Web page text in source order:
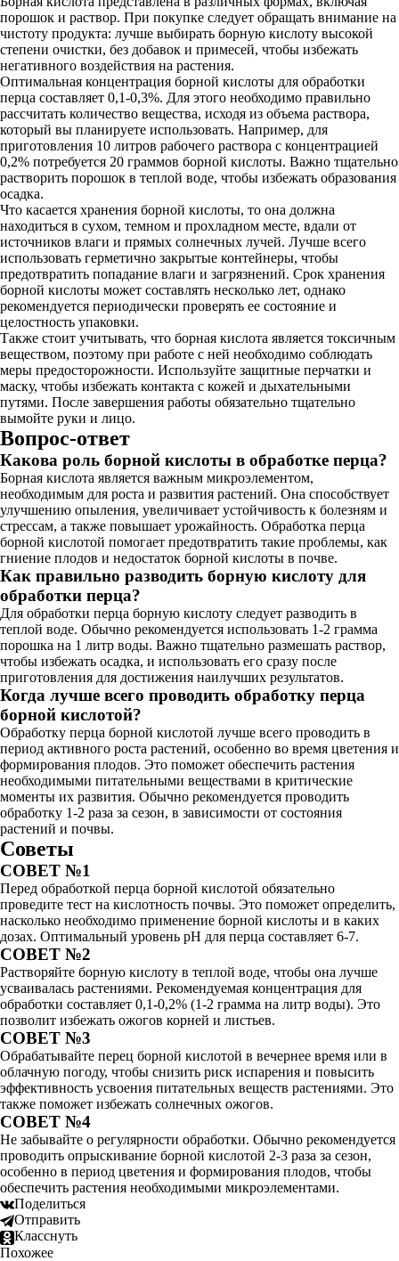
порошок и раствор. При покупке следует обращать внимание на
чистоту продукта: лучше выбирать борную кислоту высокой
степени очистки, без добавок и примесей, чтобы избежать
негативного воздействия на растения.
Оптимальная концентрация борной кислоты для обработки
перца составляет 0,1-0,3%. Для этого необходимо правильно
рассчитать количество вещества, исходя из объема раствора,
который вы планируете использовать. Например, для
приготовления 10 литров рабочего раствора с концентрацией
0,2% потребуется 20 граммов борной кислоты. Важно тщательно
растворить порошок в теплой воде, чтобы избежать образования
осадка.
Что касается хранения борной кислоты, то она должна
находиться в сухом, темном и прохладном месте, вдали от
источников влаги и прямых солнечных лучей. Лучше всего
использовать герметично закрытые контейнеры, чтобы
предотвратить попадание влаги и загрязнений. Срок хранения
борной кислоты может составлять несколько лет, однако
рекомендуется периодически проверять ее состояние и
целостность упаковки.
Также стоит учитывать, что борная кислота является токсичным
веществом, поэтому при работе с ней необходимо соблюдать
меры предосторожности. Используйте защитные перчатки и
маску, чтобы избежать контакта с кожей и дыхательными
путями. После завершения работы обязательно тщательно
вымойте руки и лицо.
Вопрос-ответ
Какова роль борной кислоты в обработке перца?
Борная кислота является важным микроэлементом,
необходимым для роста и развития растений. Она способствует
улучшению опыления, увеличивает устойчивость к болезням и
стрессам, а также повышает урожайность. Обработка перца
борной кислотой помогает предотвратить такие проблемы, как
гниение плодов и недостаток борной кислоты в почве.
Как правильно разводить борную кислоту для
обработки перца?
Для обработки перца борную кислоту следует разводить в
теплой воде. Обычно рекомендуется использовать 1-2 грамма
порошка на 1 литр воды. Важно тщательно размешать раствор,
чтобы избежать осадка, и использовать его сразу после
приготовления для достижения наилучших результатов.
Когда лучше всего проводить обработку перца
борной кислотой?
Обработку перца борной кислотой лучше всего проводить в
период активного роста растений, особенно во время цветения и
формирования плодов. Это поможет обеспечить растения
необходимыми питательными веществами в критические
моменты их развития. Обычно рекомендуется проводить
обработку 1-2 раза за сезон, в зависимости от состояния
растений и почвы.
Советы
СОВЕТ №1
Перед обработкой перца борной кислотой обязательно
проведите тест на кислотность почвы. Это поможет определить,
насколько необходимо применение борной кислоты и в каких
дозах. Оптимальный уровень pH для перца составляет 6-7.
СОВЕТ №2
Растворяйте борную кислоту в теплой воде, чтобы она лучше
усваивалась растениями. Рекомендуемая концентрация для
обработки составляет 0,1-0,2% (1-2 грамма на литр воды). Это
позволит избежать ожогов корней и листьев.
СОВЕТ №3
Обрабатывайте перец борной кислотой в вечернее время или в
облачную погоду, чтобы снизить риск испарения и повысить
эффективность усвоения питательных веществ растениями. Это
также поможет избежать солнечных ожогов.
СОВЕТ №4
Не забывайте о регулярности обработки. Обычно рекомендуется
проводить опрыскивание борной кислотой 2-3 раза за сезон,
особенно в период цветения и формирования плодов, чтобы
обеспечить растения необходимыми микроэлементами.
Поделиться
Отправить
Класснуть
Похожее